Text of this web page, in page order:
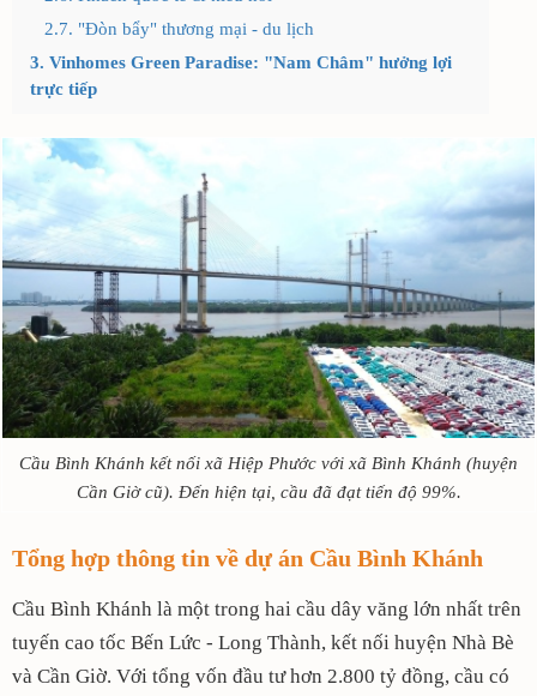
2.7. "Đòn bẩy" thương mại - du lịch
3. Vinhomes Green Paradise: "Nam Châm" hưởng lợi
trực tiếp
Cầu Bình Khánh kết nối xã Hiệp Phước với xã Bình Khánh (huyện
Cần Giờ cũ). Đến hiện tại, cầu đã đạt tiến độ 99%.
Tổng hợp thông tin về dự án Cầu Bình Khánh
Cầu Bình Khánh là một trong hai cầu dây văng lớn nhất trên
tuyến cao tốc Bến Lức - Long Thành, kết nối huyện Nhà Bè
và Cần Giờ. Với tổng vốn đầu tư hơn 2.800 tỷ đồng, cầu có